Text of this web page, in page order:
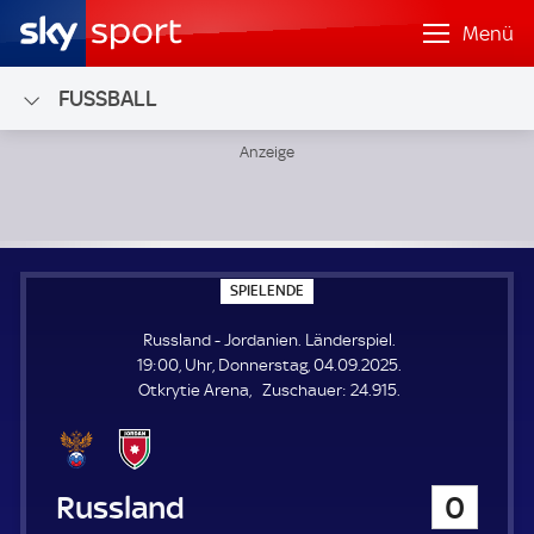
Menü
FUSSBALL
SPIELENDE
P
E
N
Russland - Jordanien. Länderspiel.
19:00, Uhr, Donnerstag, 04.09.2025.
Otkrytie Arena
Zuschauer: Z
24.915.
Russland
0